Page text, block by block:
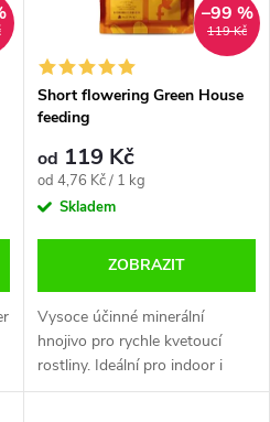
119 Kč
–99 %
Short flowering Green House
feeding
od 119 Kč
Měrná
cena:
od 4,76 Kč / 1 kg
Skladem
ZOBRAZIT
Vysoce účinné minerální
hnojivo pro rychle kvetoucí
rostliny. Ideální pro indoor i
outdoor pěstování. Jednoduché